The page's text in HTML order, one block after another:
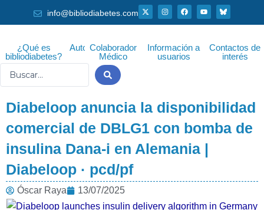
al
info@bibliodiabetes.com
X
-
t
I
n
s
r
a
F
a
c
o
o
k
Y
o
u
¿Qué es
bibliodiabetes?
AutorColaborador
Médico
Información a
usuarios
Contactos de
interés
Diabeloop anuncia la disponibilidad
comercial de DBLG1 con bomba de
insulina Dana-i en Alemania |
Diabeloop · pcd/pf
Óscar Raya 13/07/2025